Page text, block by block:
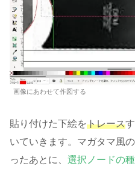
画像にあわせて作図する
貼り付けた下絵をトレース
いていきます。マガタマ風
ったあとに、 選択ノードの